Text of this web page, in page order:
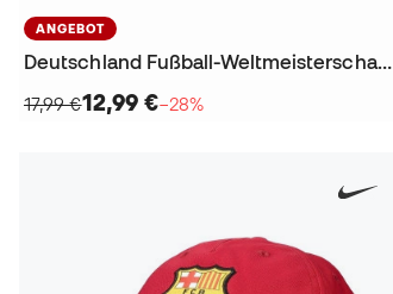
ANGEBOT
Deutschland Fußball-Weltmeisterschaft 2026 Gymsack
17,99 €12,99 €−28%